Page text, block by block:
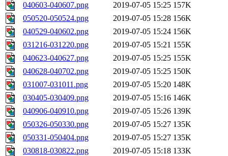
040603-040607.png
2019-07-05 15:25 157K
050520-050524.png
2019-07-05 15:28 156K
040529-040602.png
2019-07-05 15:24 156K
031216-031220.png
2019-07-05 15:21 155K
040623-040627.png
2019-07-05 15:25 155K
040628-040702.png
2019-07-05 15:25 150K
031007-031011.png
2019-07-05 15:20 148K
030405-030409.png
2019-07-05 15:16 146K
040906-040910.png
2019-07-05 15:26 139K
050326-050330.png
2019-07-05 15:27 135K
050331-050404.png
2019-07-05 15:27 135K
030818-030822.png
2019-07-05 15:18 133K